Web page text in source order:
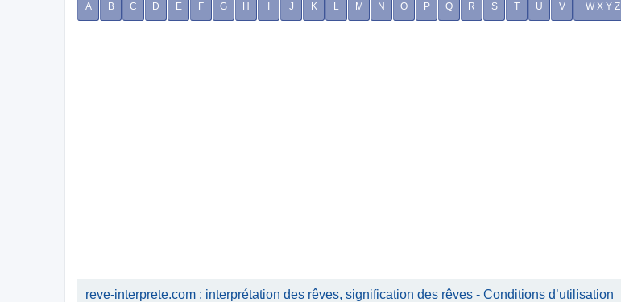
A B C D E F G H J K L M N O P Q R S T U V W X Y Z
reve-interprete.com : interprétation des rêves, signification des rêves - Conditions d’utilisation